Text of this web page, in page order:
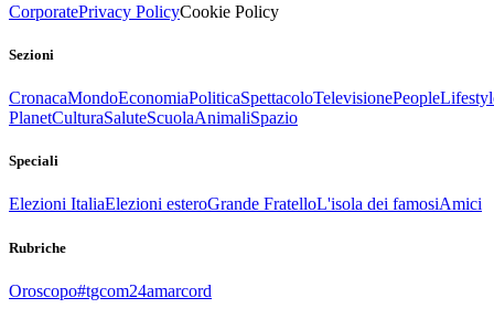
CorporatePrivacy PolicyCookie Policy
Sezioni
CronacaMondoEconomiaPoliticaSpettacoloTelevisionePeople
PlanetCulturaSaluteScuolaAnimaliSpazio
Speciali
Elezioni ItaliaElezioni esteroGrande FratelloL'isola dei famosiAmici
Rubriche
Oroscopo#tgcom24amarcord